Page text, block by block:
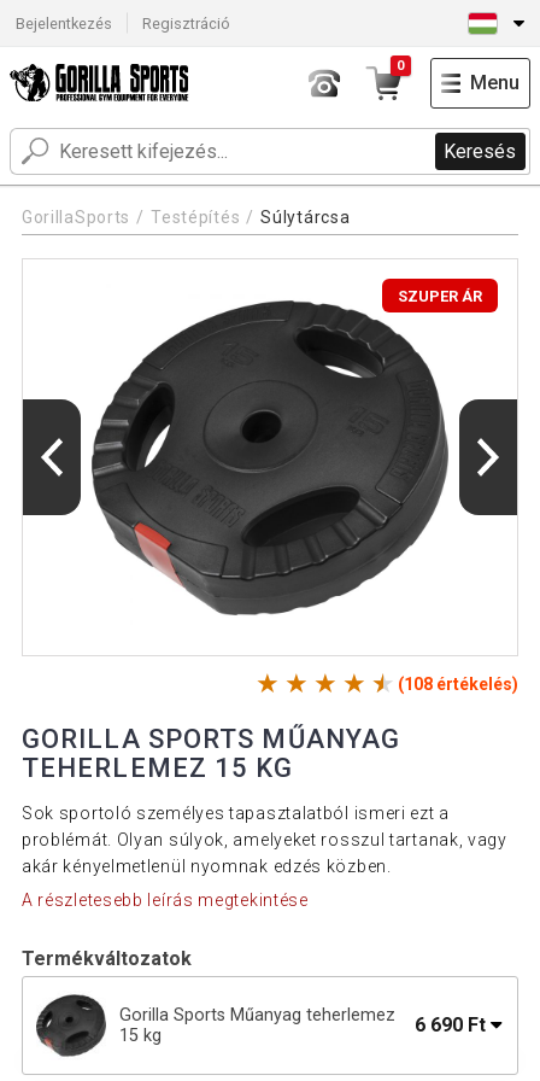
Bejelentkezés Regisztráció
Keresés
0
Menu
GorillaSports Testépítés Súlytárcsa
SZUPER ÁR
(108 értékelés)
GORILLA SPORTS MŰANYAG
TEHERLEMEZ 15 KG
Sok sportoló személyes tapasztalatból ismeri ezt a
problémát. Olyan súlyok, amelyeket rosszul tartanak, vagy
akár kényelmetlenül nyomnak edzés közben.
A részletesebb leírás megtekintése
Termékváltozatok
Gorilla Sports Műanyag teherlemez
15 kg
6 690 Ft